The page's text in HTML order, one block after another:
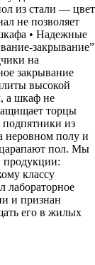
из стали — цвет
не позволяет
• Надежные
закрывание”
на
закрывание
высокой
а шкаф не
торцы
из
неровном полу и
царапают пол. Мы
продукции:
классу
лабораторное
и признан
его в жилых